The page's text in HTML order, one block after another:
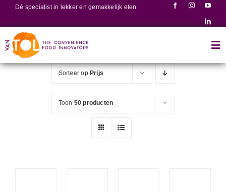
inhoud
Dé specialist in lekker en gemakkelijk eten
Sorteer op Prijs
Toon 50 producten